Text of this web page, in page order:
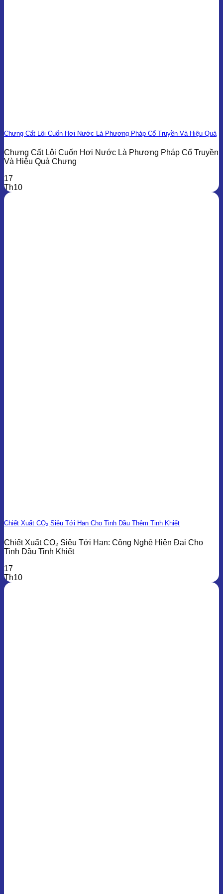
Chưng Cất Lôi Cuốn Hơi Nước Là Phương Pháp Cổ Truyền Và Hiệu Quả
Chưng Cất Lôi Cuốn Hơi Nước Là Phương Pháp Cổ Truyền
Và Hiệu Quả Chưng
17
Th10
Chiết Xuất CO₂ Siêu Tới Hạn Cho Tinh Dầu Thêm Tinh Khiết
Chiết Xuất CO₂ Siêu Tới Hạn: Công Nghệ Hiện Đại Cho
Tinh Dầu Tinh Khiết
17
Th10